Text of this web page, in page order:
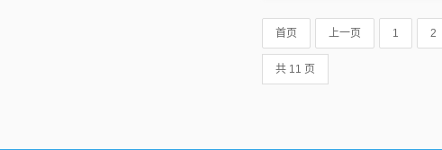
首页 上一页 1 2
共 11 页